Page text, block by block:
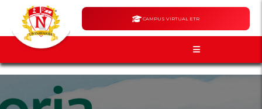
CAMPUS VIRTUAL ETR